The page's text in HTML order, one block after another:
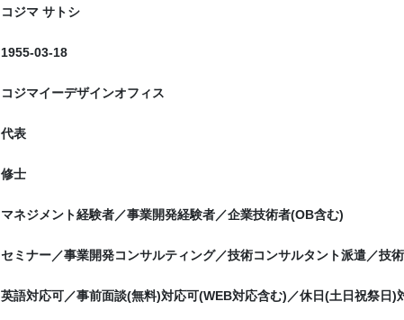
コジマ サトシ
1955-03-18
コジマイーデザインオフィス
代表
修士
マネジメント経験者／事業開発経験者／企業技術者(OB含む)
セミナー／事業開発コンサルティング／技術コンサルタント派遣／技
英語対応可／事前面談(無料)対応可(WEB対応含む)／休日(土日祝祭日)